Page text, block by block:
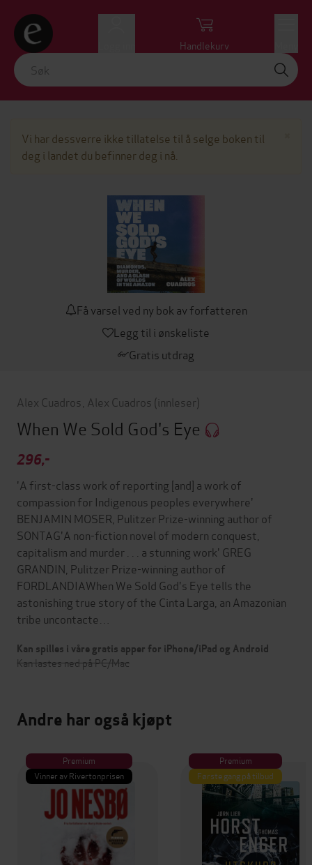
Handlekurv
Vi har dessverre ikke tillatelse til å selge boken til
deg i landet du befinner deg i nå.
Få varsel ved ny bok av forfatteren
Legg til i ønskeliste
Gratis utdrag
Alex Cuadros Alex Cuadros (innleser)
When We Sold God's Eye
296,-
'A first-class work of reporting [and] a work of
compassion for Indigenous peoples everywhere'
BENJAMIN MOSER, Pulitzer Prize-winning author of
SONTAG'A non-fiction novel of modern conquest,
capitalism and murder . . . a stunning work' GREG
GRANDIN, Pulitzer Prize-winning author of
FORDLANDIAWhen We Sold God's Eye tells the
astonishing true story of the Cinta Larga, an Amazonian
tribe uncontacte…
Kan spilles i våre gratis apper for iPhone/iPad og Android
Kan lastes ned på PC/Mac
Andre har også kjøpt
Premium
Vinner av Rivertonprisen
Premium
Første gang på tilbud